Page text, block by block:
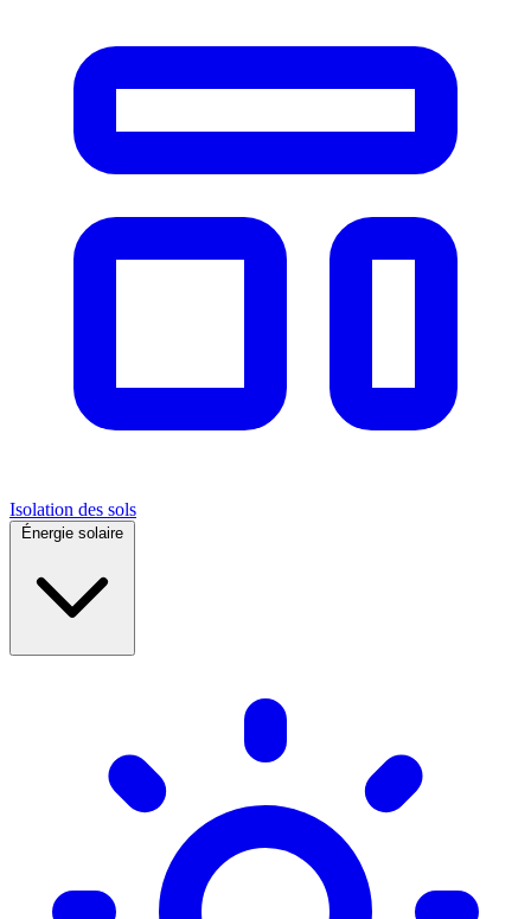
Isolation des sols